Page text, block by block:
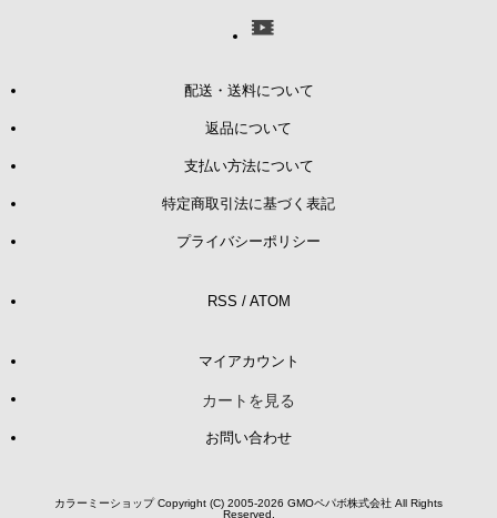
配送・送料について
返品について
支払い方法について
特定商取引法に基づく表記
プライバシーポリシー
RSS / ATOM
マイアカウント
カートを見る
お問い合わせ
カラーミーショップCopyright (C) 2005-2026 GMOペパボ株式会社 All Rights
Reserved.